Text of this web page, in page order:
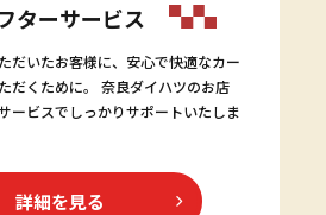
ターサービス
だいたお客様に、安心で快適なカー
だくために。 奈良ダイハツのお店
ービスでしっかりサポートいたしま
詳細を見る